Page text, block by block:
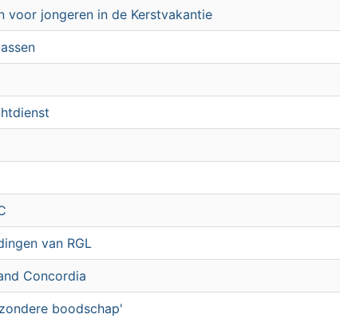
voor jongeren in de Kerstvakantie
van RGL
Concordia
boodschap'